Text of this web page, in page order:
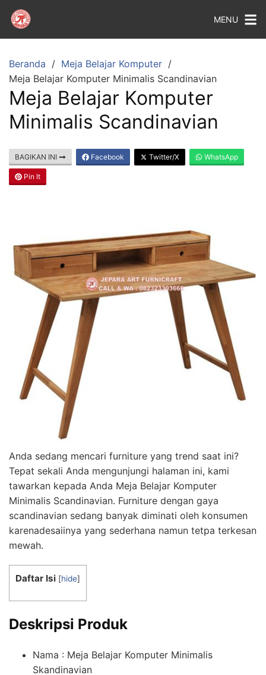
MENU
Beranda
Meja Belajar Komputer
Meja Belajar Komputer Minimalis Scandinavian
Meja Belajar Komputer
Minimalis Scandinavian
BAGIKAN INI Facebook Twitter/X WhatsApp
Pin It
Anda sedang mencari furniture yang trend saat ini?
Tepat sekali Anda mengunjungi halaman ini, kami
tawarkan kepada Anda Meja Belajar Komputer
Minimalis Scandinavian. Furniture dengan gaya
scandinavian sedang banyak diminati oleh konsumen
karenadesaiinya yang sederhana namun tetpa terkesan
mewah.
Daftar Isi [hide]
Deskripsi Produk
Nama : Meja Belajar Komputer Minimalis
Skandinavian